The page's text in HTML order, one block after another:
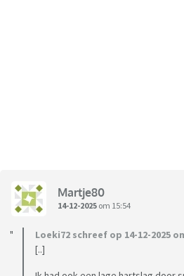
Martje80
14-12-2025 om 15:54
Loeki72 schreef op 14-12-2025
[..]